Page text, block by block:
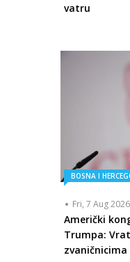
vatru
BOSNA I
Fri, 7 Aug
Američki
Trumpa:
zvaničnicima